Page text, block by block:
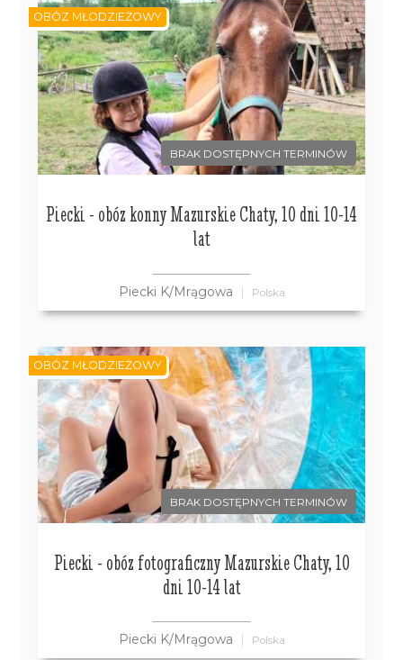
BRAK DOSTĘPNYCH TERMINÓW
Piecki - obóz konny Mazurskie Chaty, 10 dni 10-14
lat
Piecki K/Mrągowa Polska
OBÓZ MŁODZIEŻOWY
BRAK DOSTĘPNYCH TERMINÓW
Piecki - obóz fotograficzny Mazurskie Chaty, 10
dni 10-14 lat
Piecki K/Mrągowa Polska
OBÓZ MŁODZIEŻOWY